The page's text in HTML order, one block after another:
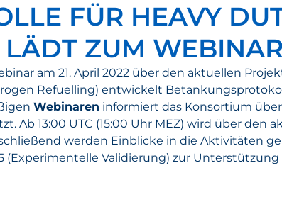
FÜR HEAVY
ZUM
am 21. April 2022 über den aktuellen
Refuelling) entwickelt
Webinaren informiert das Konsortium
Ab 13:00 UTC (15:00 Uhr MEZ) wird über den
werden Einblicke in die Aktivitäten
Validierung) zur